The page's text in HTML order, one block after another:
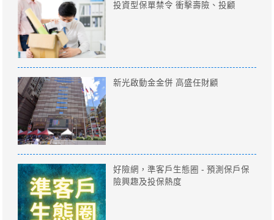
投資型保單禁令 衝擊壽險、投顧
新光啟動金金併 高盛任財顧
好險網，準客戶生態圈 - 預測保戶保
險興趣及投保熱度